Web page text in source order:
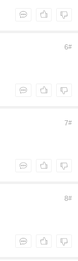
6#
7#
8#